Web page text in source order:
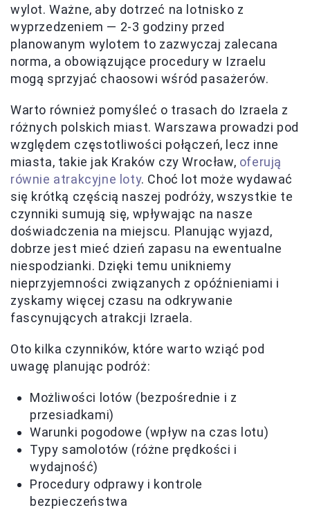
wylot. Ważne, aby dotrzeć na lotnisko z
wyprzedzeniem — 2-3 godziny przed
planowanym wylotem to zazwyczaj zalecana
norma, a obowiązujące procedury w Izraelu
mogą sprzyjać chaosowi wśród pasażerów.
Warto również pomyśleć o trasach do Izraela z
różnych polskich miast. Warszawa prowadzi pod
względem częstotliwości połączeń, lecz inne
miasta, takie jak Kraków czy Wrocław, oferują
równie atrakcyjne loty. Choć lot może wydawać
się krótką częścią naszej podróży, wszystkie te
czynniki sumują się, wpływając na nasze
doświadczenia na miejscu. Planując wyjazd,
dobrze jest mieć dzień zapasu na ewentualne
niespodzianki. Dzięki temu unikniemy
nieprzyjemności związanych z opóźnieniami i
zyskamy więcej czasu na odkrywanie
fascynujących atrakcji Izraela.
Oto kilka czynników, które warto wziąć pod
uwagę planując podróż:
Możliwości lotów (bezpośrednie i z
przesiadkami)
Warunki pogodowe (wpływ na czas lotu)
Typy samolotów (różne prędkości i
wydajność)
Procedury odprawy i kontrole
bezpieczeństwa